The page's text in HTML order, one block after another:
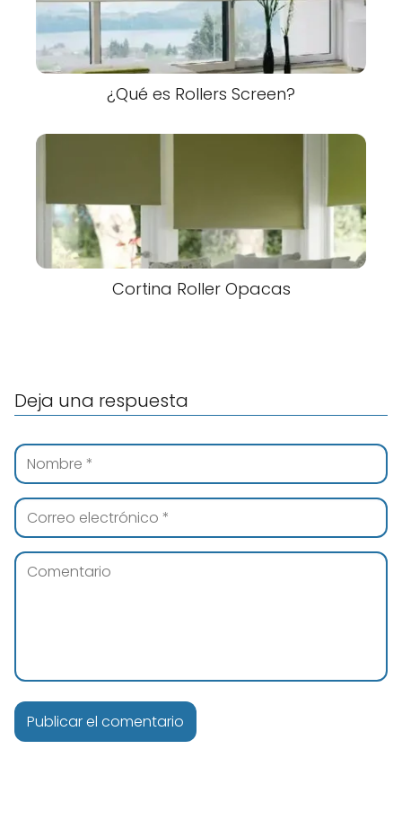
¿Qué es Rollers Screen?
Cortina Roller Opacas
Deja una respuesta